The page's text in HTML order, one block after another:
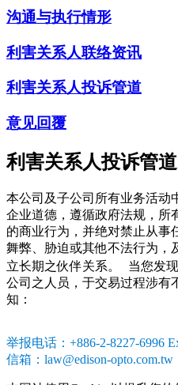
利害关系人投诉管道
沟通与执行情形
利害关系人联络资讯
利害关系人投诉管道
意见回覆
利害关系人投诉管道
本公司及子公司所有业务活动
企业道德，遵循政府法规，所
的商业行为，并绝对禁止从事
舞弊、胁迫或其他不法行为，
立长期之伙伴关系。 当您发
公司之人员，于交易过程涉有
知：
举报电话：+886-2-8227-6996
信箱：law@edison-opto.com.tw